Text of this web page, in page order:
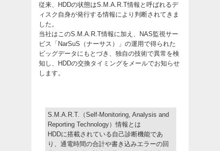
従来、HDDの状態はS.M.A.R.T情報と呼ばれるデ
ィスク自身が発行する情報により判断されてきま
した。
当社はこのS.M.A.R.T情報に加え、NAS監視サー
ビス「NarSuS（ナーサス）」の運用で得られた
ビッグデータにもとづき、独自の技術で異常を検
知し、HDDの交換タイミングをメールでお知らせ
します。
S.M.A.R.T.（Self-Monitoring, Analysis and
Reporting Technology）情報とは
HDDに搭載されている自己診断機能であ
り、通電時間の合計や書き込みエラーの回